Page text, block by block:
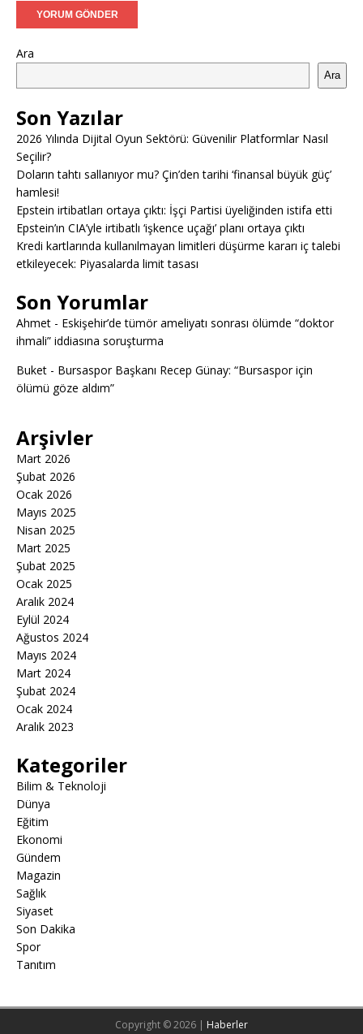
Ara
Ara
Son Yazılar
2026 Yılında Dijital Oyun Sektörü: Güvenilir Platformlar Nasıl
Seçilir?
Doların tahtı sallanıyor mu? Çin’den tarihi ‘finansal büyük güç’
hamlesi!
Epstein irtibatları ortaya çıktı: İşçi Partisi üyeliğinden istifa etti
Epstein’ın CIA’yle irtibatlı ‘işkence uçağı’ planı ortaya çıktı
Kredi kartlarında kullanılmayan limitleri düşürme kararı iç talebi
etkileyecek: Piyasalarda limit tasası
Son Yorumlar
Ahmet - Eskişehir’de tümör ameliyatı sonrası ölümde “doktor
ihmali” iddiasına soruşturma
Buket - Bursaspor Başkanı Recep Günay: “Bursaspor için
ölümü göze aldım”
Arşivler
Mart 2026
Şubat 2026
Ocak 2026
Mayıs 2025
Nisan 2025
Mart 2025
Şubat 2025
Ocak 2025
Aralık 2024
Eylül 2024
Ağustos 2024
Mayıs 2024
Mart 2024
Şubat 2024
Ocak 2024
Aralık 2023
Kategoriler
Bilim & Teknoloji
Dünya
Eğitim
Ekonomi
Gündem
Magazin
Sağlık
Siyaset
Son Dakika
Spor
Tanıtım
Copyright © 2026 | Haberler